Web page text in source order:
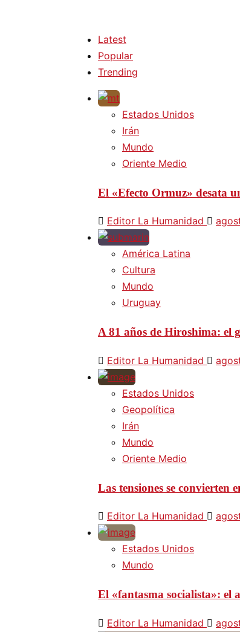
Latest
Popular
Trending
Estados Unidos
Irán
Mundo
Oriente Medio
El «Efecto Ormuz» desata
Editor La Humanidad
América Latina
Cultura
Mundo
Uruguay
A 81 años de Hiroshima: el
Editor La Humanidad
Estados Unidos
Geopolítica
Irán
Mundo
Oriente Medio
Las tensiones se convierten
Editor La Humanidad
Estados Unidos
Mundo
El «fantasma socialista»: el
Editor La Humanidad